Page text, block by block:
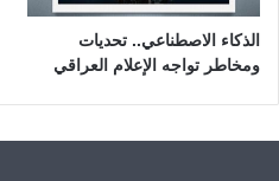
الذكاء الاصطناعي.. تحديات
ومخاطر تواجه الإعلام العراقي